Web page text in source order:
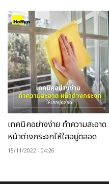
เทคนิคอย่างง่าย ทำความสะอาด
หน้าต่างกระจกให้ใสอยู่ตลอด
15/11/2022 04:26